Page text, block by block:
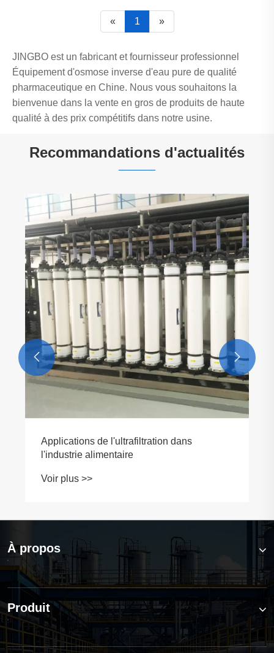
« 1 »
JINGBO est un fabricant et fournisseur professionnel
Équipement d'osmose inverse d'eau pure de qualité
pharmaceutique en Chine. Nous vous souhaitons la
bienvenue dans la vente en gros de produits de haute
qualité à des prix compétitifs dans notre usine.
Recommandations d'actualités
Comment les équipements d'ultrafiltration
de qualité industrielle améliorent-ils la
pureté de l'eau dans les usines
Voir plus >>
 
À propos
Produit